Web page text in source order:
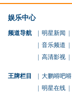
娱乐中心
频道导航 明星新闻
音乐频道
高清影视
王牌栏目 大鹏嘚吧嘚
明星在线